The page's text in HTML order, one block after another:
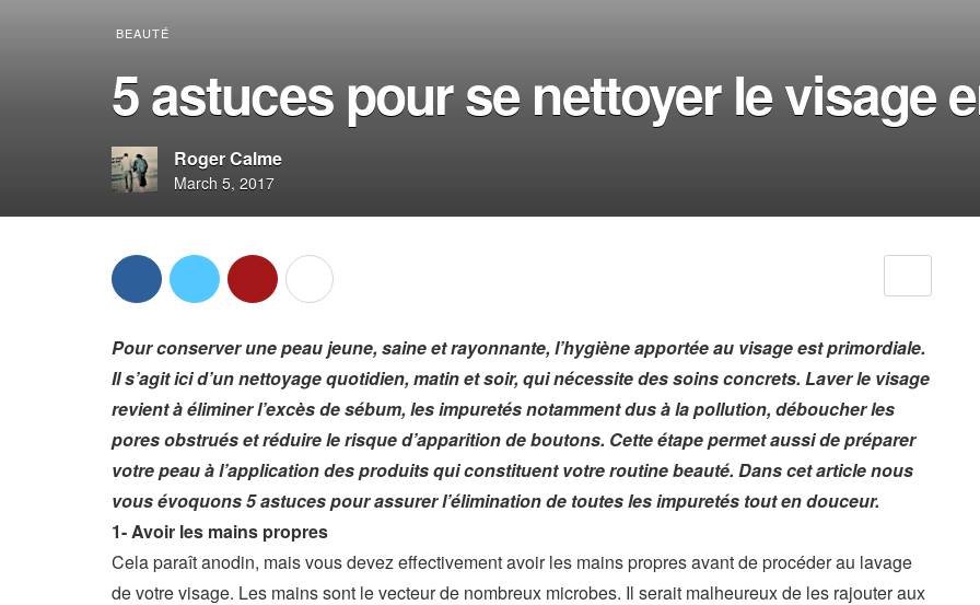
BEAUTÉ
5 astuces pour se nettoyer le visage
Roger Calme
March 5, 2017
Pour conserver une peau jeune, saine et rayonnante, l’hygiène apportée au visage est primordiale.
Il s’agit ici d’un nettoyage quotidien, matin et soir, qui nécessite des soins concrets. Laver le visage
revient à éliminer l’excès de sébum, les impuretés notamment dus à la pollution, déboucher les
pores obstrués et réduire le risque d’apparition de boutons. Cette étape permet aussi de préparer
votre peau à l’application des produits qui constituent votre routine beauté. Dans cet article nous
vous évoquons 5 astuces pour assurer l’élimination de toutes les impuretés tout en douceur.
1- Avoir les mains propres
Cela paraît anodin, mais vous devez effectivement avoir les mains propres avant de procéder au lavage
de votre visage. Les mains sont le vecteur de nombreux microbes. Il serait malheureux de les rajouter aux